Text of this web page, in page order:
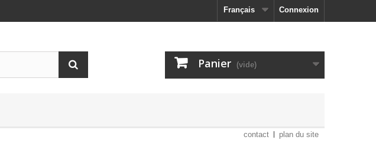
Connexion
Français
Panier (vide)
contact plan du site